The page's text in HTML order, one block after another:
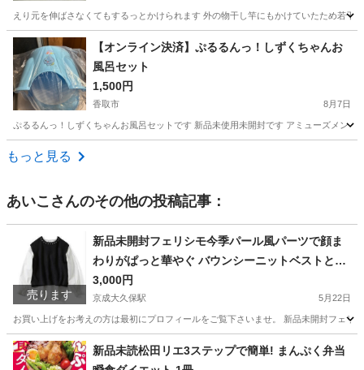
えり元を伸ばさなくてもするっとかけられます 外の物干し竿にもかけていたため若
千葉 松戸市 常盤平駅 洗濯用品 キッズハンガー
【オンライン決済】ぷるるんっ！しずくちゃんお
風呂セット
1,500円
香取市 8月7日
ぷるるんっ！しずくちゃんお風呂セットです 新品未使用未開封です アミューズメ
千葉 香取市
もっと見る
あいこ さんのその他の投稿記事：
売ります
新品未開封フェリシモ今季パール風パーツで顔ま
わりがぱっと華やぐ バウンシーニットベストとボ
リュームスリーブブラウスのきれいめセット〈ブ
ラック×ホワイト〉
3,000円
京成大久保駅 5月22日
お買い上げをお考えの方は最初にプロフィールをご覧下さいませ。 新品未開封フェ
千葉 習志野市 京成大久保駅 服/ファッション ベスト
新品未読松田リエ3ステップで簡単! まんぷく弁当